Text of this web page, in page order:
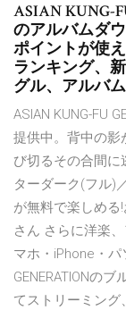
ASIAN KUNG-
のアルバムダ
ポイントが使
ランキング、
グル、アルバ
ASIAN KUNG-FU
提供中。背中の影
び切るその合間に
ターダーク(フル)
が無料で楽しめる
さん さらに洋楽
マホ・iPhone・パ
GENERATIONの
てストリーミング